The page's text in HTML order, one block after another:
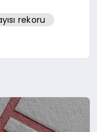
rekoru